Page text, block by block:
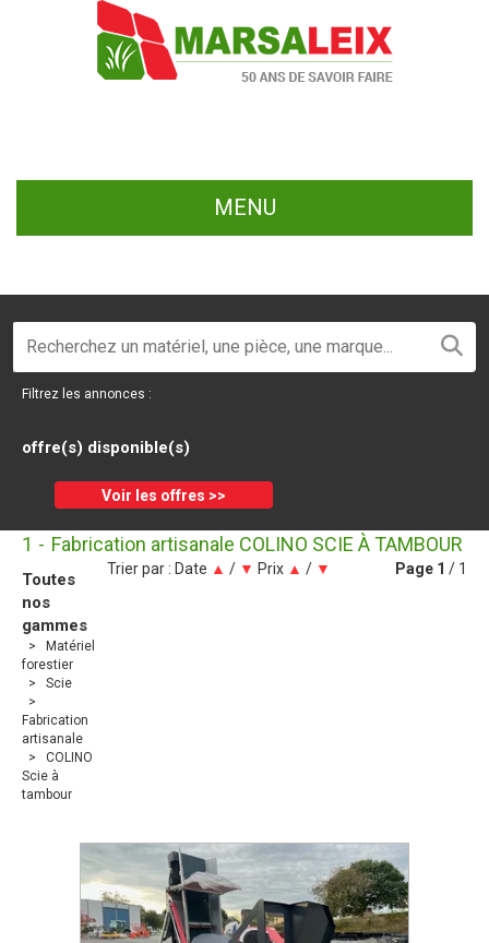
MENU
Filtrez les annonces :
offre(s) disponible(s)
Voir les offres >>
Toutes
nos
gammes
Matériel
forestier
Scie
Fabrication
artisanale
COLINO
Scie à
tambour
1 Fabrication artisanale COLINO SCIE À TAMBOUR
Trier par : Date ▲ / ▼ Prix ▲ / ▼ Page 1 / 1